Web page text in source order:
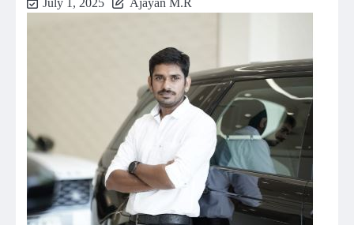
July 1, 2025 Ajayan M.R